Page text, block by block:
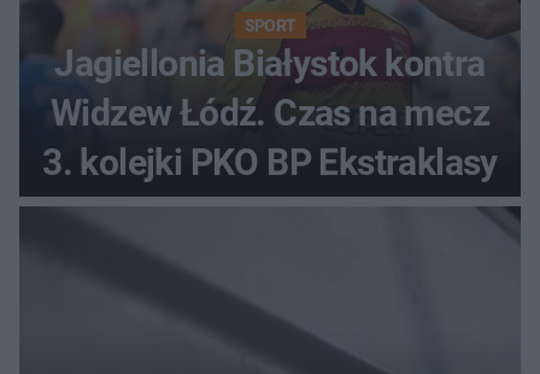
SPORT
Jagiellonia Białystok kontra
Widzew Łódź. Czas na mecz
3. kolejki PKO BP Ekstraklasy